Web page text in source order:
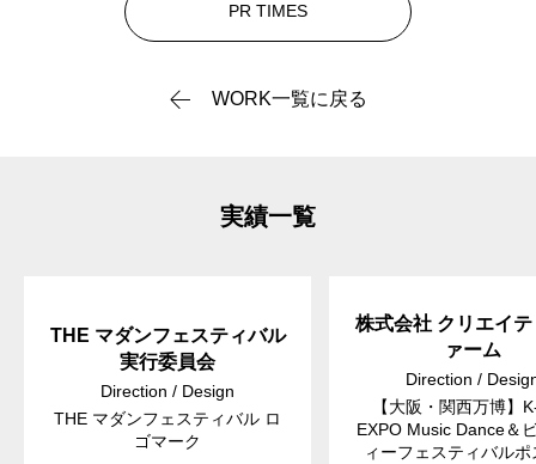
PR TIMES
WORK一覧に戻る
実績一覧
THE マダンフェスティバル
実行委員会
Direction / Design
THE マダンフェスティバル ロ
ゴマーク
株式会社 クリエイ
ァーム
Direction /
【大阪・関西万博】
EXPO Music Dance＆
ィーフェスティバルポ